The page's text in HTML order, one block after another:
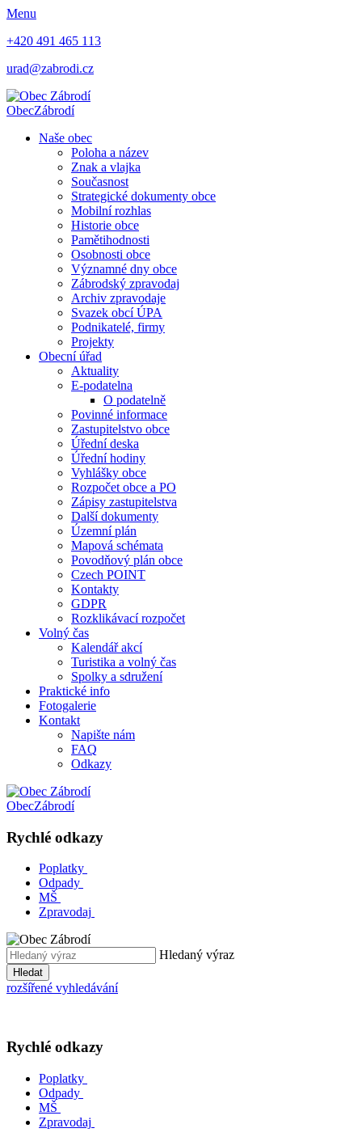
Menu
+420 491 465 113
urad@zabrodi.cz
ObecZábrodí
Naše obec
Poloha a název
Znak a vlajka
Současnost
Strategické dokumenty obce
Mobilní rozhlas
Historie obce
Pamětihodnosti
Osobnosti obce
Významné dny obce
Zábrodský zpravodaj
Archiv zpravodaje
Svazek obcí ÚPA
Podnikatelé, firmy
Projekty
Obecní úřad
Aktuality
E-podatelna
O podatelně
Povinné informace
Zastupitelstvo obce
Úřední deska
Úřední hodiny
Vyhlášky obce
Rozpočet obce a PO
Zápisy zastupitelstva
Další dokumenty
Územní plán
Mapová schémata
Povodňový plán obce
Czech POINT
Kontakty
GDPR
Rozklikávací rozpočet
Volný čas
Kalendář akcí
Turistika a volný čas
Spolky a sdružení
Praktické info
Fotogalerie
Kontakt
Napište nám
FAQ
Odkazy
ObecZábrodí
Rychlé odkazy
Poplatky
Odpady
MŠ
Zpravodaj
Hledaný výraz
Hledat
rozšířené vyhledávání
Rychlé odkazy
Poplatky
Odpady
MŠ
Zpravodaj